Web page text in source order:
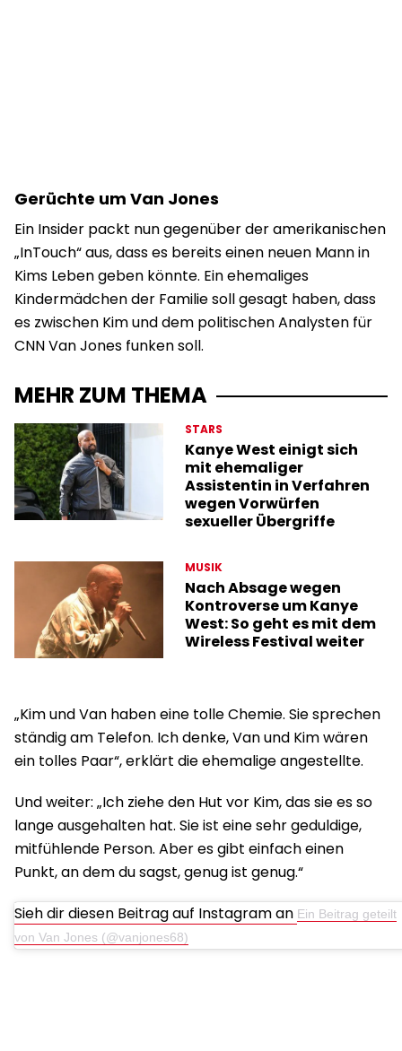
Gerüchte um Van Jones
Ein Insider packt nun gegenüber der amerikanischen
„InTouch“ aus, dass es bereits einen neuen Mann in
Kims Leben geben könnte. Ein ehemaliges
Kindermädchen der Familie soll gesagt haben, dass
es zwischen Kim und dem politischen Analysten für
CNN Van Jones funken soll.
MEHR ZUM THEMA
STARS
Kanye West einigt sich
mit ehemaliger
Assistentin in Verfahren
wegen Vorwürfen
sexueller Übergriffe
MUSIK
Nach Absage wegen
Kontroverse um Kanye
West: So geht es mit dem
Wireless Festival weiter
„Kim und Van haben eine tolle Chemie. Sie sprechen
ständig am Telefon. Ich denke, Van und Kim wären
ein tolles Paar“, erklärt die ehemalige angestellte.
Und weiter: „Ich ziehe den Hut vor Kim, das sie es so
lange ausgehalten hat. Sie ist eine sehr geduldige,
mitfühlende Person. Aber es gibt einfach einen
Punkt, an dem du sagst, genug ist genug.“
Sieh dir diesen Beitrag auf Instagram an Ein Beitrag geteilt
von Van Jones (@vanjones68)